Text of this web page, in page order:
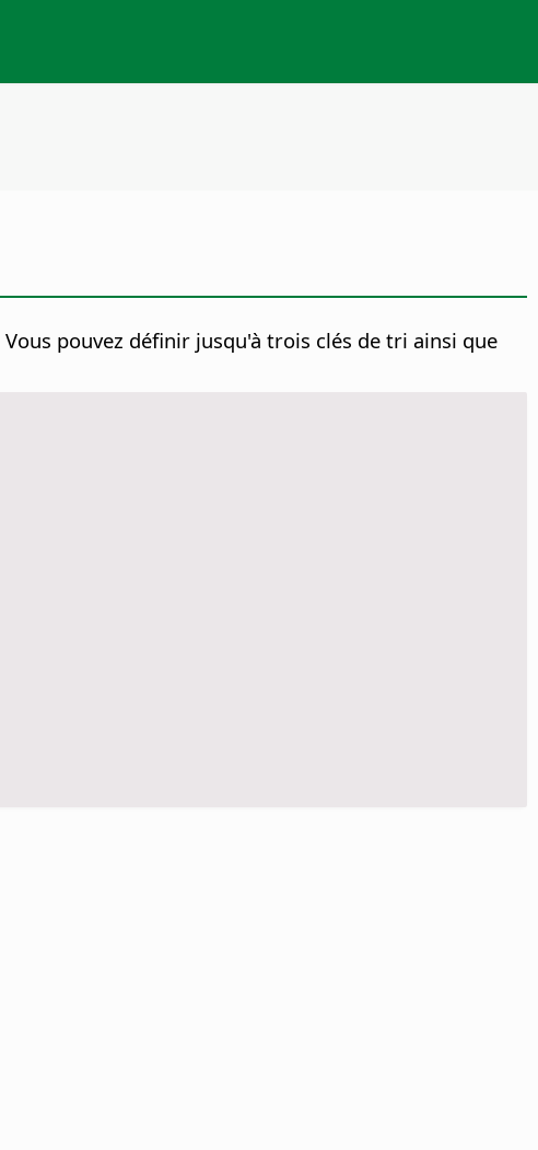
Vous pouvez définir jusqu'à trois clés de tri ainsi que